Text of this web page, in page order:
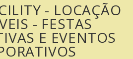
- LOCAÇÃO
- FESTAS
E EVENTOS